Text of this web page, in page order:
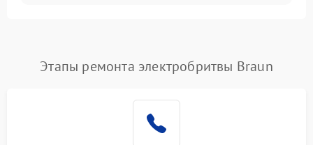
Этапы ремонта электробритвы Braun